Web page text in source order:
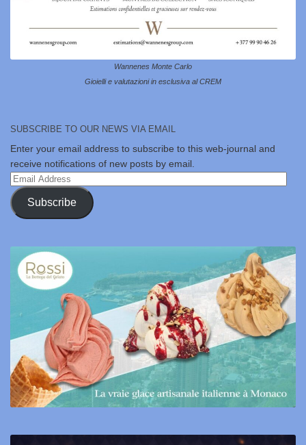
Wannenes Monte Carlo
Gioielli e valutazioni in esclusiva al CREM
SUBSCRIBE TO OUR NEWS VIA EMAIL
Enter your email address to subscribe to this web-journal and
receive notifications of new posts by email.
Email
Address
Subscribe